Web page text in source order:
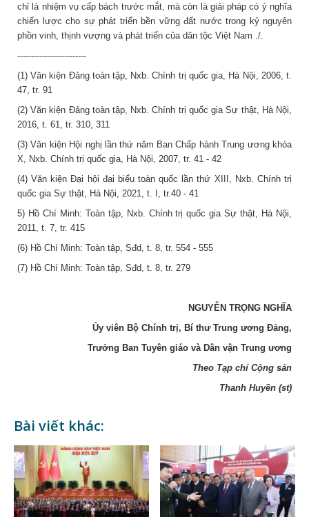
chỉ là nhiệm vụ cấp bách trước mắt, mà còn là giải pháp có ý nghĩa
chiến lược cho sự phát triển bền vững đất nước trong kỷ nguyên
phồn vinh, thịnh vượng và phát triển của dân tộc Việt Nam ./.
-------------------------
(1) Văn kiện Đảng toàn tập, Nxb. Chính trị quốc gia, Hà Nội, 2006, t.
47, tr. 91
(2) Văn kiện Đảng toàn tập, Nxb. Chính trị quốc gia Sự thật, Hà Nội,
2016, t. 61, tr. 310, 311
(3) Văn kiện Hội nghị lần thứ năm Ban Chấp hành Trung ương khóa
X, Nxb. Chính trị quốc gia, Hà Nội, 2007, tr. 41 - 42
(4) Văn kiện Đại hội đại biểu toàn quốc lần thứ XIII, Nxb. Chính trị
quốc gia Sự thật, Hà Nội, 2021, t. I, tr.40 - 41
5) Hồ Chí Minh: Toàn tập, Nxb. Chính trị quốc gia Sự thật, Hà Nội,
2011, t. 7, tr. 415
(6) Hồ Chí Minh: Toàn tập, Sđd, t. 8, tr. 554 - 555
(7) Hồ Chí Minh: Toàn tập, Sđd, t. 8, tr. 279
NGUYỄN TRỌNG NGHĨA
Ủy viên Bộ Chính trị, Bí thư Trung ương Đảng,
Trưởng Ban Tuyên giáo và Dân vận Trung ương
Theo Tạp chí Cộng sản
Thanh Huyền (st)
Bài viết khác: